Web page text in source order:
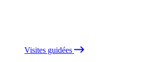
Visites guidées